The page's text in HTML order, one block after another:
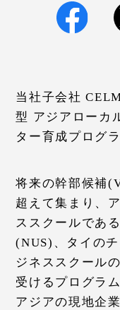
当社子会社
型 アジアローカ
ター育成プログ
将来の幹部候補
超えて集まり、
ススクールであ
(NUS)、タイの
ジネススクール
受けるプログラ
アジアの現地企